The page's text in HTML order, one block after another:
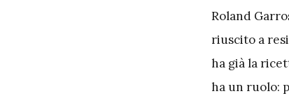
Roland
riuscito a
ha già la
ha un ruolo: